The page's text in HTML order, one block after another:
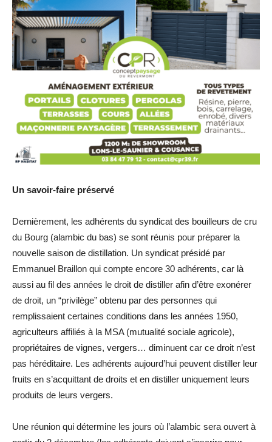
Un savoir-faire préservé
Dernièrement, les adhérents du syndicat des bouilleurs de cru
du Bourg (alambic du bas) se sont réunis pour préparer la
nouvelle saison de distillation. Un syndicat présidé par
Emmanuel Braillon qui compte encore 30 adhérents, car là
aussi au fil des années le droit de distiller afin d’être exonérer
de droit, un “privilège” obtenu par des personnes qui
remplissaient certaines conditions dans les années 1950,
agriculteurs affiliés à la MSA (mutualité sociale agricole),
propriétaires de vignes, vergers… diminuent car ce droit n’est
pas héréditaire. Les adhérents aujourd’hui peuvent distiller leur
fruits en s’acquittant de droits et en distiller uniquement leurs
produits de leurs vergers.
Une réunion qui détermine les jours où l’alambic sera ouvert à